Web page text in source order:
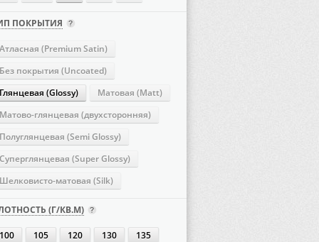
ПОКРЫТИЯ
Атласная (Premium Satin)
Без покрытия (Uncoated)
Глянцевая (Glossy)
Матовая (Matt)
Матово-глянцевая (двухсторонняя)
Полуглянцевая (Semi Glossy)
Суперглянцевая (Super Glossy)
Шелковисто-матовая (Silk)
(Г/КВ.М)
100 105 120 130
135